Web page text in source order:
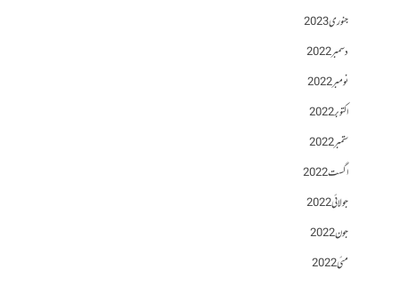
جنوری 2023
دسمبر 2022
نومبر 2022
اکتوبر 2022
ستمبر 2022
اگست 2022
جولائی 2022
جون 2022
مئی 2022